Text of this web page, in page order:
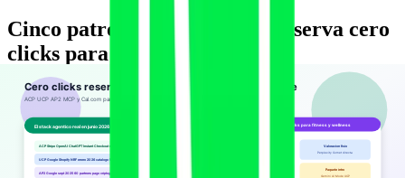
Cinco patrones concretos de reserva cero
clicks para fitness y wellness
A partir de los flujos que ya funcionan en marcas que han migrado a
la primera ola, cinco patrones están ganando.
Patrón 1: clase de prueba reservable in-chat desde
ChatGPT